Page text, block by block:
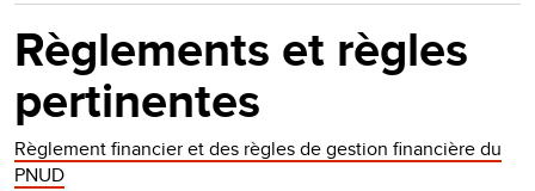
Règlements et règles
pertinentes
Règlement financier et des règles de gestion financière du
PNUD